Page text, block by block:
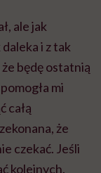
ale jak
i z tak
będę ostatnią
mi
całą
że
czekać. Jeśli
kolejnych.